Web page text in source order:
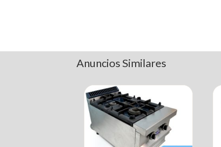
Anuncios Similares